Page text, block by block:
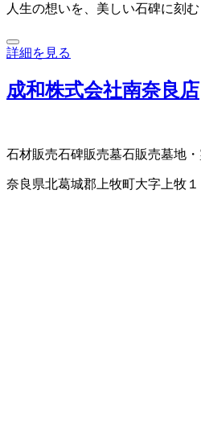
人生の想いを、美しい石碑に刻む
詳細を見る
成和株式会社南奈良店
石材販売石碑販売墓石販売墓地
奈良県北葛城郡上牧町大字上牧１